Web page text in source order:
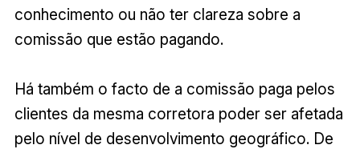
conhecimento ou não ter clareza sobre a
comissão que estão pagando.
Há também o facto de a comissão paga pelos
clientes da mesma corretora poder ser afetada
pelo nível de desenvolvimento geográfico. De